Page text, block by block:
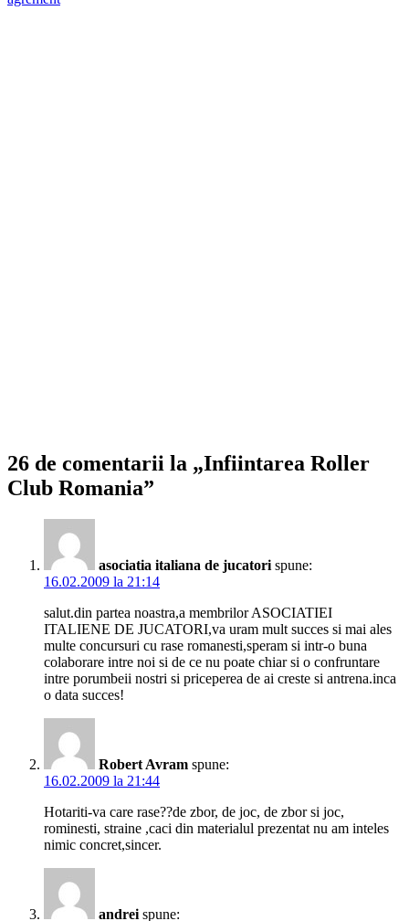
26 de comentarii la „Infiintarea Roller
Club Romania”
asociatia italiana de jucatori spune:
16.02.2009 la 21:14
salut.din partea noastra,a membrilor ASOCIATIEI
ITALIENE DE JUCATORI,va uram mult succes si mai ales
multe concursuri cu rase romanesti,speram si intr-o buna
colaborare intre noi si de ce nu poate chiar si o confruntare
intre porumbeii nostri si priceperea de ai creste si antrena.inca
o data succes!
Robert Avram spune:
16.02.2009 la 21:44
Hotariti-va care rase??de zbor, de joc, de zbor si joc,
rominesti, straine ,caci din materialul prezentat nu am inteles
nimic concret,sincer.
andrei spune: